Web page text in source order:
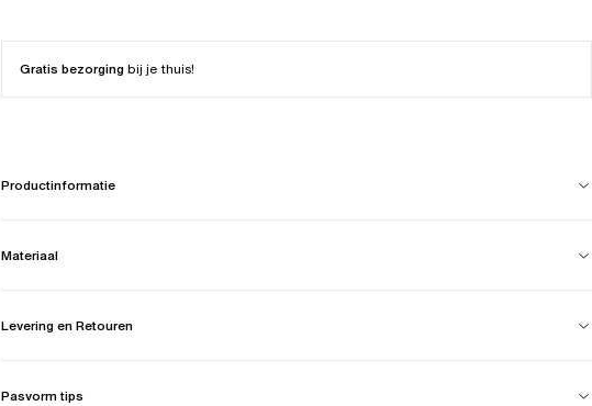
Gratis bezorgingbij je thuis!
Productinformatie
Materiaal
Levering en Retouren
Pasvorm tips